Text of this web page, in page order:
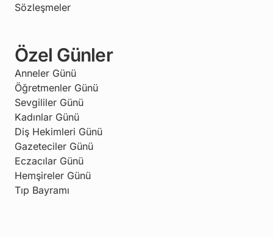
Sözleşmeler
Özel Günler
Anneler Günü
Öğretmenler Günü
Sevgililer Günü
Kadınlar Günü
Diş Hekimleri Günü
Gazeteciler Günü
Eczacılar Günü
Hemşireler Günü
Tıp Bayramı